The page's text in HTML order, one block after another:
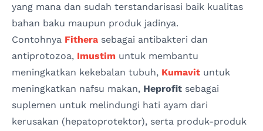
yang mana dan sudah terstandarisasi baik kualitas
bahan baku maupun produk jadinya.
Contohnya Fithera sebagai antibakteri dan
antiprotozoa, Imustim untuk membantu
meningkatkan kekebalan tubuh, Kumavit untuk
meningkatkan nafsu makan, Heprofit sebagai
suplemen untuk melindungi hati ayam dari
kerusakan (hepatoprotektor), serta produk-produk